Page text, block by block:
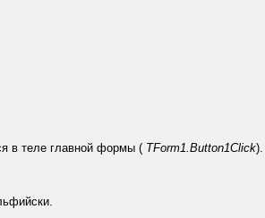
в теле главной формы ( TForm1.Button1Click).